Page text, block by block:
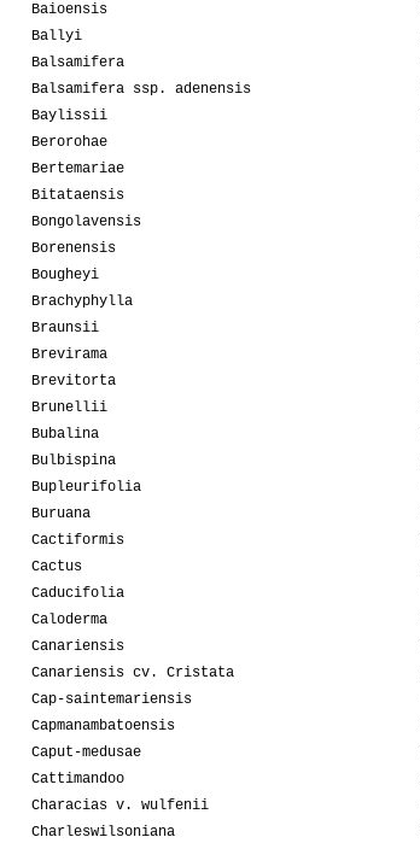
Baioensis
Ballyi
Balsamifera
Balsamifera ssp. adenensis
Baylissii
Berorohae
Bertemariae
Bitataensis
Bongolavensis
Borenensis
Bougheyi
Brachyphylla
Braunsii
Brevirama
Brevitorta
Brunellii
Bubalina
Bulbispina
Bupleurifolia
Buruana
Cactiformis
Cactus
Caducifolia
Caloderma
Canariensis
Canariensis cv. Cristata
Cap-saintemariensis
Capmanambatoensis
Caput-medusae
Cattimandoo
Characias v. wulfenii
Charleswilsoniana